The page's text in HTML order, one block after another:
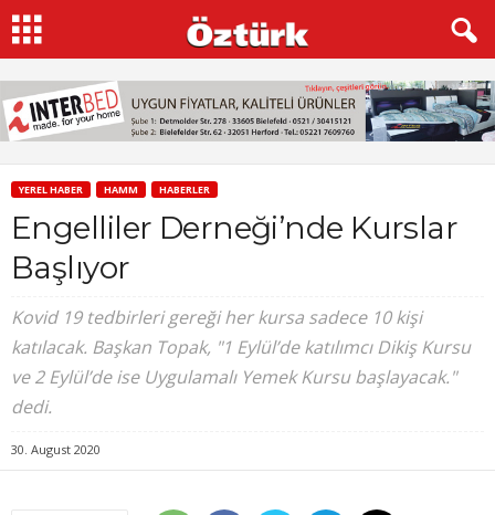
YEREL HABER HAMM HABERLER
Engelliler Derneği’nde Kurslar
Başlıyor
Kovid 19 tedbirleri gereği her kursa sadece 10 kişi
katılacak. Başkan Topak, "1 Eylül’de katılımcı Dikiş Kursu
ve 2 Eylül’de ise Uygulamalı Yemek Kursu başlayacak."
dedi.
30. August 2020